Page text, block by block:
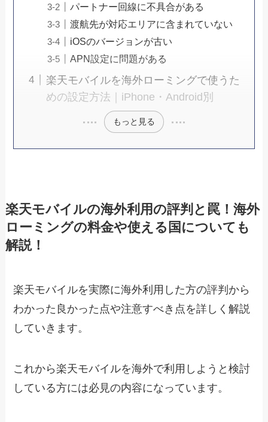
パートナー回線に不具合がある
渡航先が対応エリアに含まれていない
iOSのバージョンが古い
APN設定に問題がある
楽天モバイルを海外ローミングで使うた
めの設定方法｜iPhone・Android別
もっと見る
楽天モバイルの海外利用の評判と罠！海外
ローミングの料金や使える国についても
解説！
楽天モバイルを実際に海外利用した方の評判から
わかった良かった点や注意すべき点を詳しく解説
していきます。
これから楽天モバイルを海外で利用しようと検討
している方には必見の内容になっています。